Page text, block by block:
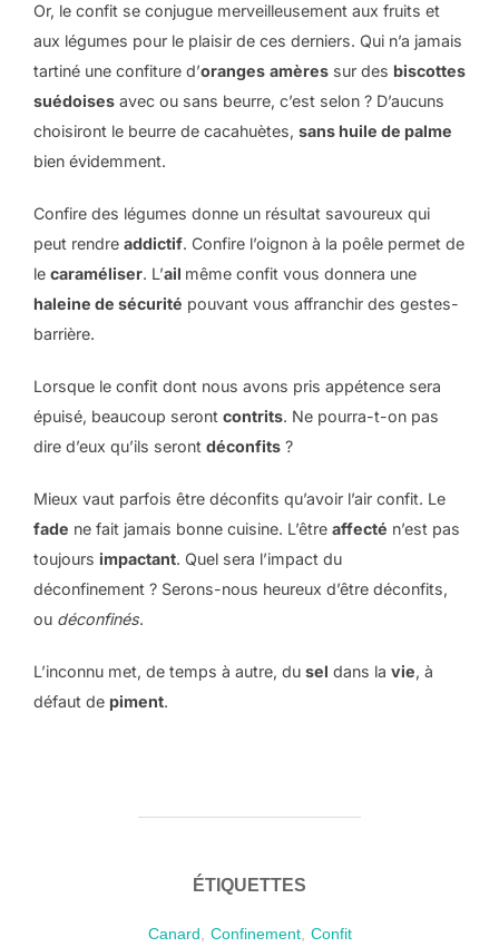
Or, le confit se conjugue merveilleusement aux fruits et
aux légumes pour le plaisir de ces derniers. Qui n’a jamais
tartiné une confiture d’oranges amères sur des biscottes
suédoises avec ou sans beurre, c’est selon ? D’aucuns
choisiront le beurre de cacahuètes, sans huile de palme
bien évidemment.
Confire des légumes donne un résultat savoureux qui
peut rendre addictif. Confire l’oignon à la poêle permet de
le caraméliser. L’ail même confit vous donnera une
haleine de sécurité pouvant vous affranchir des gestes-
barrière.
Lorsque le confit dont nous avons pris appétence sera
épuisé, beaucoup seront contrits. Ne pourra-t-on pas
dire d’eux qu’ils seront déconfits ?
Mieux vaut parfois être déconfits qu’avoir l’air confit. Le
fade ne fait jamais bonne cuisine. L’être affecté n’est pas
toujours impactant. Quel sera l’impact du
déconfinement ? Serons-nous heureux d’être déconfits,
ou déconfinés.
L’inconnu met, de temps à autre, du sel dans la vie, à
défaut de piment.
ÉTIQUETTES
Canard Confinement, Confit